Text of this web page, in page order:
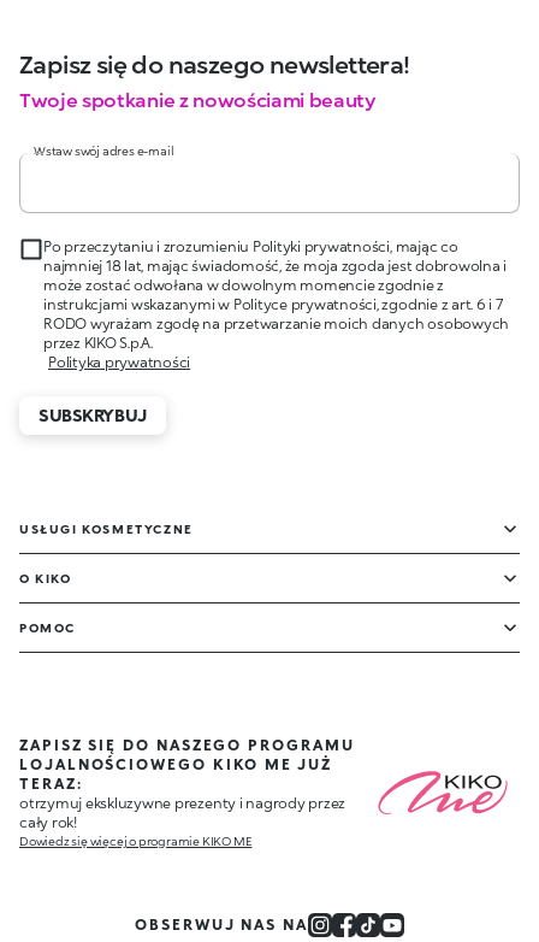
Zapisz się do naszego newslettera!
Twoje spotkanie z nowościami beauty
Wstaw swój adres e-mail
Po przeczytaniu i zrozumieniu Polityki prywatności, mając co
najmniej 18 lat, mając świadomość, że moja zgoda jest dobrowolna i
może zostać odwołana w dowolnym momencie zgodnie z
instrukcjami wskazanymi w Polityce prywatności, zgodnie z art. 6 i 7
RODO wyrażam zgodę na przetwarzanie moich danych osobowych
przez KIKO S.p.A.
Polityka prywatności
SUBSKRYBUJ
USŁUGI KOSMETYCZNE
O KIKO
POMOC
ZAPISZ SIĘ DO NASZEGO PROGRAMU
LOJALNOŚCIOWEGO KIKO ME JUŻ
TERAZ:
otrzymuj ekskluzywne prezenty i nagrody przez
cały rok!
Dowiedz się więcej o programie KIKO ME
OBSERWUJ NAS NA